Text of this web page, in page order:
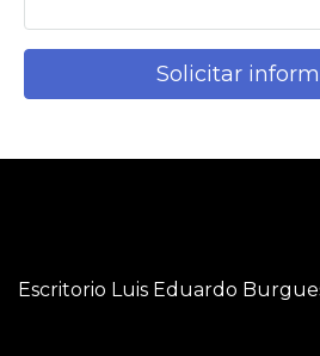
Solicitar
Escritorio Luis Eduardo